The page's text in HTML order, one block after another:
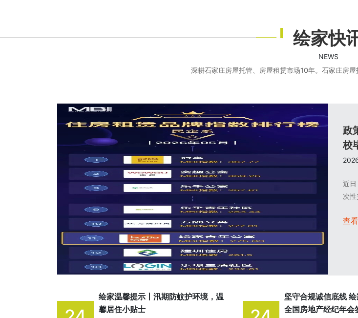
绘家快
NEWS
深耕石家庄房屋托管、房屋租赁市场10年。石家庄房
政
校
近
次
查
绘家温馨提示丨汛期防蚊护环境，温
馨居住小贴士
坚守合规诚信底线
全国房地产经纪年会